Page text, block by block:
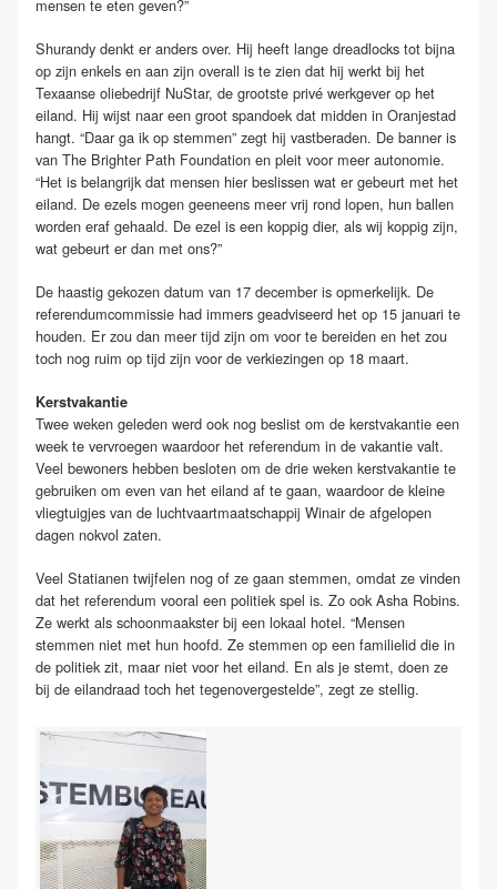
mensen te eten geven?”
Shurandy denkt er anders over. Hij heeft lange dreadlocks tot bijna
op zijn enkels en aan zijn overall is te zien dat hij werkt bij het
Texaanse oliebedrijf NuStar, de grootste privé werkgever op het
eiland. Hij wijst naar een groot spandoek dat midden in Oranjestad
hangt. “Daar ga ik op stemmen” zegt hij vastberaden. De banner is
van The Brighter Path Foundation en pleit voor meer autonomie.
“Het is belangrijk dat mensen hier beslissen wat er gebeurt met het
eiland. De ezels mogen geeneens meer vrij rond lopen, hun ballen
worden eraf gehaald. De ezel is een koppig dier, als wij koppig zijn,
wat gebeurt er dan met ons?”
De haastig gekozen datum van 17 december is opmerkelijk. De
referendumcommissie had immers geadviseerd het op 15 januari te
houden. Er zou dan meer tijd zijn om voor te bereiden en het zou
toch nog ruim op tijd zijn voor de verkiezingen op 18 maart.
Kerstvakantie
Twee weken geleden werd ook nog beslist om de kerstvakantie een
week te vervroegen waardoor het referendum in de vakantie valt.
Veel bewoners hebben besloten om de drie weken kerstvakantie te
gebruiken om even van het eiland af te gaan, waardoor de kleine
vliegtuigjes van de luchtvaartmaatschappij Winair de afgelopen
dagen nokvol zaten.
Veel Statianen twijfelen nog of ze gaan stemmen, omdat ze vinden
dat het referendum vooral een politiek spel is. Zo ook Asha Robins.
Ze werkt als schoonmaakster bij een lokaal hotel. “Mensen
stemmen niet met hun hoofd. Ze stemmen op een familielid die in
de politiek zit, maar niet voor het eiland. En als je stemt, doen ze
bij de eilandraad toch het tegenovergestelde”, zegt ze stellig.